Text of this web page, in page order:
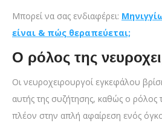
Μπορεί να σας ενδιαφέρει:
είναι & πώς θεραπεύεται;
Ο ρόλος της
Οι νευροχειρουργοί εγκεφάλου
αυτής της συζήτησης, καθώς ο ρόλος
πλέον στην απλή αφαίρεση ενός